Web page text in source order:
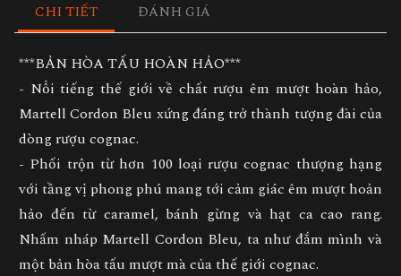
CHI TIẾT ĐÁNH GIÁ
***BẢN HÒA TẤU HOÀN HẢO***
- Nổi tiếng thế giới về chất rượu êm mượt hoàn hảo,
Martell Cordon Bleu xứng đáng trở thành tượng đài của
dòng rượu cognac.
- Phối trộn từ hơn 100 loại rượu cognac thượng hạng
với tầng vị phong phú mang tới cảm giác êm mượt hoản
hảo đến từ caramel, bánh gừng và hạt ca cao rang.
Nhấm nháp Martell Cordon Bleu, ta như đắm mình và
một bản hòa tấu mượt mà của thế giới cognac.